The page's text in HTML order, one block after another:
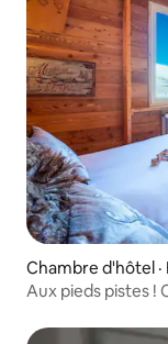
Chambre d'hôtel ·
Aux pieds pistes !